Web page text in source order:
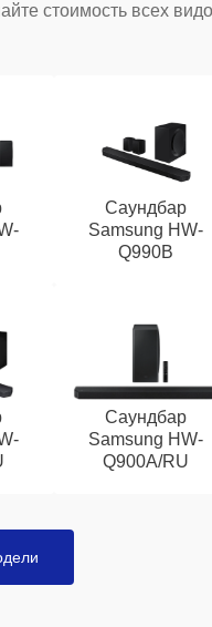
стоимость всех
Саундбар
Samsung HW-
Q990B
Саундбар
Samsung HW-
Q900A/RU